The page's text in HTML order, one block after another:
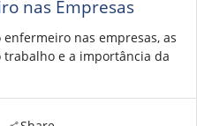
nas Empresas
nas empresas, as
e a importância da